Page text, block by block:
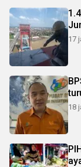
17
18